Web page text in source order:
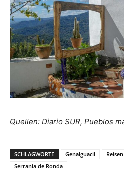
Quellen: Diario SUR, Pueblos
SCHLAGWORTE Genalguacil
Serrania de Ronda